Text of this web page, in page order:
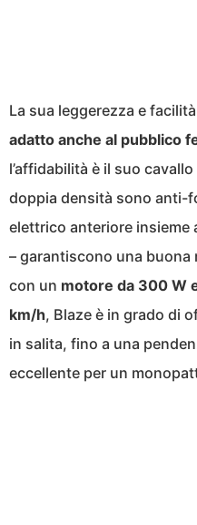
La sua leggerezza e
adatto anche al pubblico
l’affidabilità è il suo
doppia densità sono anti-
elettrico anteriore insieme
– garantiscono una
con un motore da 300 W
km/h, Blaze è in grado di
in salita, fino a una
eccellente per un